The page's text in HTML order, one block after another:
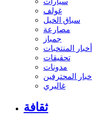
غولف
سباق الخيل
مصارعة
جمباز
أخبار المنتخبات
تحقيقات
مدونات
أخبار المحترفين
غاليري
ثقافة